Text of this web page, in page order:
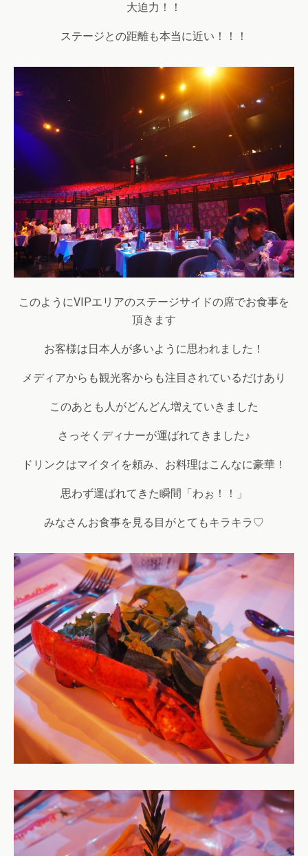
大迫力！！
ステージとの距離も本当に近い！！！
このようにVIPエリアのステージサイドの席でお食事を
頂きます
お客様は日本人が多いように思われました！
メディアからも観光客からも注目されているだけあり
このあとも人がどんどん増えていきました
さっそくディナーが運ばれてきました♪
ドリンクはマイタイを頼み、お料理はこんなに豪華！
思わず運ばれてきた瞬間「わぉ！！」
みなさんお食事を見る目がとてもキラキラ♡